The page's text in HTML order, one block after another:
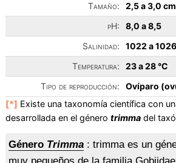
Tamaño:
2,5 a 3,0 cm
pH:
8,0 a 8,5
Salinidad:
1022 a 1026
Temperatura:
23 a 28 °C
Tipo de reproducción:
Ovíparo
[*] Existe una taxonomía científica con
desarrollada en el género trimmadel
Género Trimma: trimma es un